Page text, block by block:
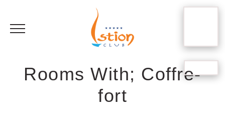
Rooms With; Coffre-
fort